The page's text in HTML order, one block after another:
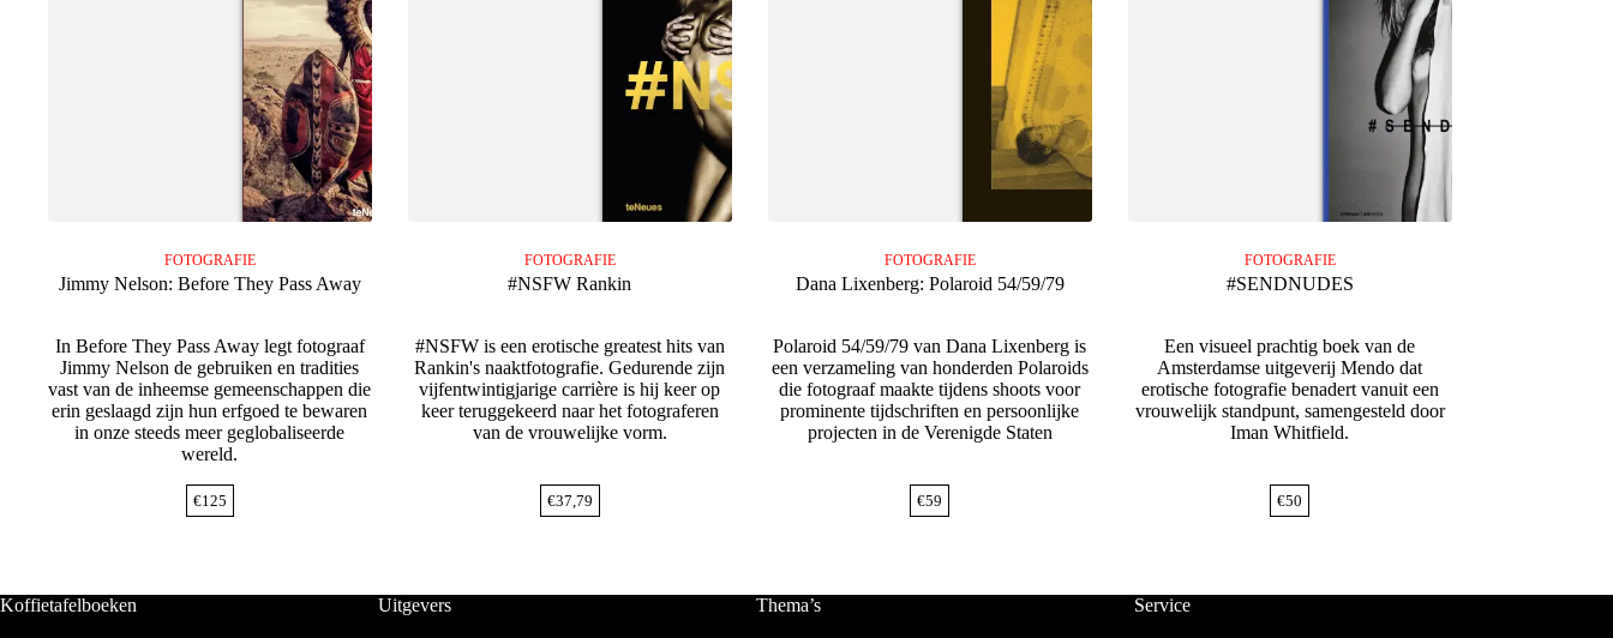
FOTOGRAFIE
Jimmy Nelson: Before They Pass Away
In Before They Pass Away legt fotograaf
Jimmy Nelson de gebruiken en tradities
vast van de inheemse gemeenschappen die
erin geslaagd zijn hun erfgoed te bewaren
in onze steeds meer geglobaliseerde
wereld.
€125
FOTOGRAFIE
#NSFW Rankin
#NSFW is een erotische greatest hits van
Rankin's naaktfotografie. Gedurende zijn
vijfentwintigjarige carrière is hij keer op
keer teruggekeerd naar het fotograferen
van de vrouwelijke vorm.
€37,79
FOTOGRAFIE
Dana Lixenberg: Polaroid 54/59/79
Polaroid 54/59/79 van Dana Lixenberg is
een verzameling van honderden Polaroids
die fotograaf maakte tijdens shoots voor
prominente tijdschriften en persoonlijke
projecten in de Verenigde Staten
€59
FOTOGRAFIE
#SENDNUDES
Een visueel prachtig boek van de
Amsterdamse uitgeverij Mendo dat
erotische fotografie benadert vanuit een
vrouwelijk standpunt, samengesteld door
Iman Whitfield.
€50
Koffietafelboeken
Uitgevers
Thema’s
Service